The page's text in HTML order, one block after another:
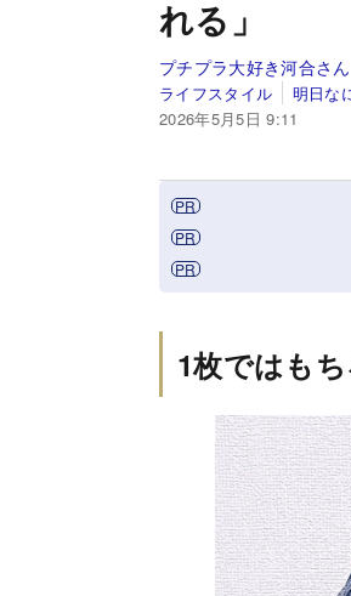
れる」
プチプラ大好き河合さん
ライフスタイル
明日な
2026年5月5日 9:11
1枚ではも